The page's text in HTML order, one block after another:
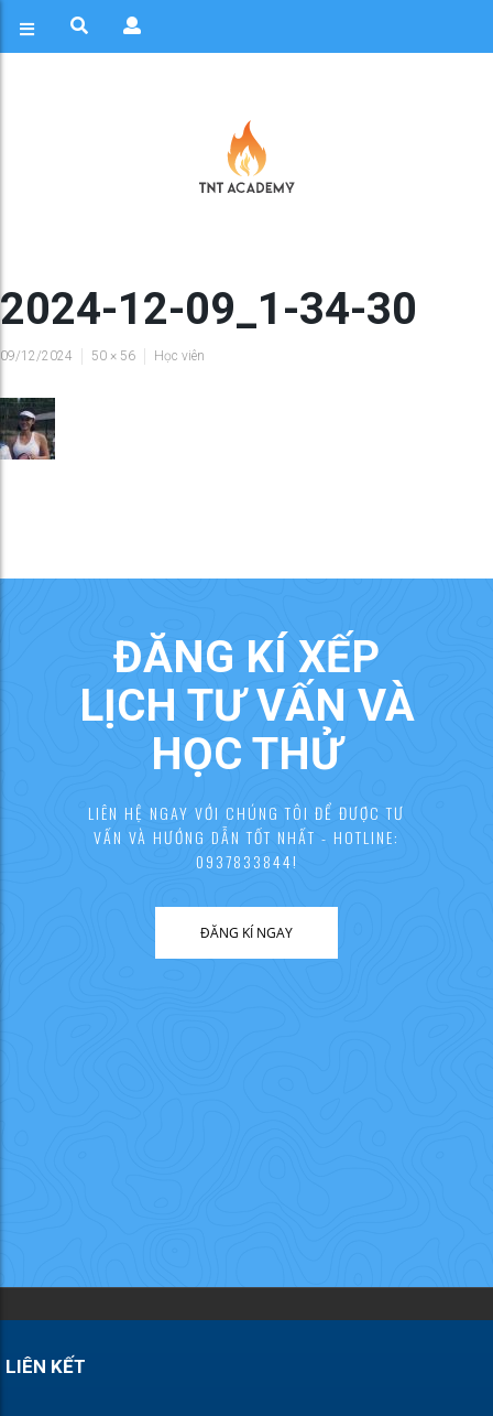
2024-12-09_1-34-30
09/12/2024 50 × 56 Học viên
ĐĂNG KÍ XẾP
LỊCH TƯ VẤN VÀ
HỌC THỬ
LIÊN HỆ NGAY VỚI CHÚNG TÔI ĐỂ ĐƯỢC TƯ
VẤN VÀ HƯỚNG DẪN TỐT NHẤT - HOTLINE:
0937833844!
ĐĂNG KÍ NGAY
LIÊN KẾT